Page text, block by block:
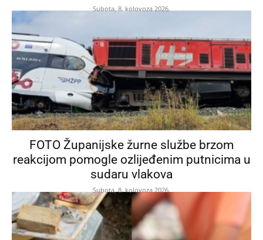
Subota, 8. kolovoza 2026.
FOTO Županijske žurne službe brzom
reakcijom pomogle ozlijeđenim putnicima u
sudaru vlakova
Subota, 8. kolovoza 2026.